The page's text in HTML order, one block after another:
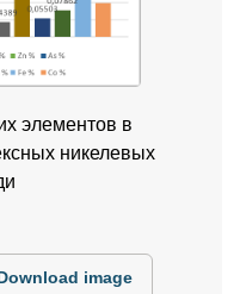
элементов в
никелевых
image